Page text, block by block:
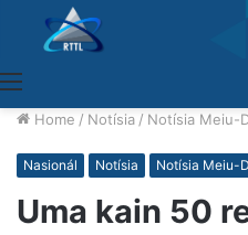
Home / Notísia / Notísia Meiu-
Nasionál Notísia Notísia Meiu-
Uma kain 50